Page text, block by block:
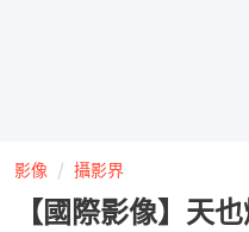
影像 攝影界
【國際影像】天